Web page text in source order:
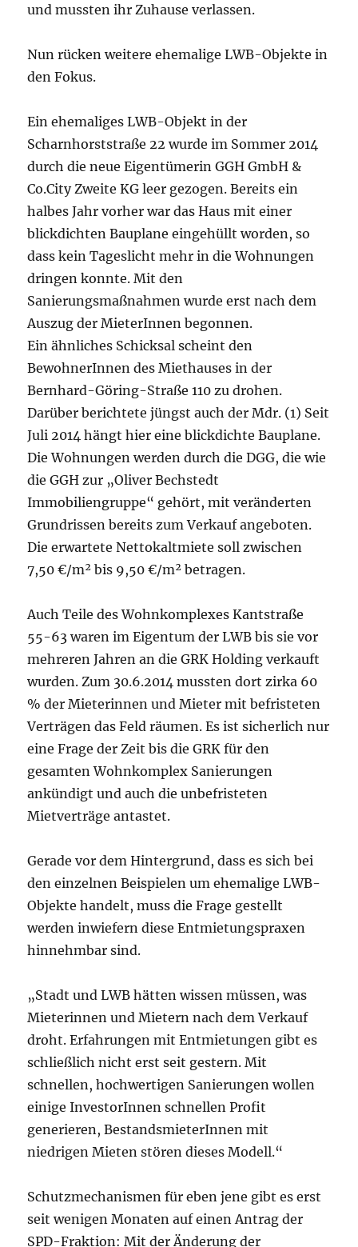
und mussten ihr Zuhause verlassen.
Nun rücken weitere ehemalige LWB-Objekte in
den Fokus.
Ein ehemaliges LWB-Objekt in der
Scharnhorststraße 22 wurde im Sommer 2014
durch die neue Eigentümerin GGH GmbH &
Co.City Zweite KG leer gezogen. Bereits ein
halbes Jahr vorher war das Haus mit einer
blickdichten Bauplane eingehüllt worden, so
dass kein Tageslicht mehr in die Wohnungen
dringen konnte. Mit den
Sanierungsmaßnahmen wurde erst nach dem
Auszug der MieterInnen begonnen.
Ein ähnliches Schicksal scheint den
BewohnerInnen des Miethauses in der
Bernhard-Göring-Straße 110 zu drohen.
Darüber berichtete jüngst auch der Mdr. (1) Seit
Juli 2014 hängt hier eine blickdichte Bauplane.
Die Wohnungen werden durch die DGG, die wie
die GGH zur „Oliver Bechstedt
Immobiliengruppe“ gehört, mit veränderten
Grundrissen bereits zum Verkauf angeboten.
Die erwartete Nettokaltmiete soll zwischen
7,50 €/m² bis 9,50 €/m² betragen.
Auch Teile des Wohnkomplexes Kantstraße
55-63 waren im Eigentum der LWB bis sie vor
mehreren Jahren an die GRK Holding verkauft
wurden. Zum 30.6.2014 mussten dort zirka 60
% der Mieterinnen und Mieter mit befristeten
Verträgen das Feld räumen. Es ist sicherlich nur
eine Frage der Zeit bis die GRK für den
gesamten Wohnkomplex Sanierungen
ankündigt und auch die unbefristeten
Mietverträge antastet.
Gerade vor dem Hintergrund, dass es sich bei
den einzelnen Beispielen um ehemalige LWB-
Objekte handelt, muss die Frage gestellt
werden inwiefern diese Entmietungspraxen
hinnehmbar sind.
„Stadt und LWB hätten wissen müssen, was
Mieterinnen und Mietern nach dem Verkauf
droht. Erfahrungen mit Entmietungen gibt es
schließlich nicht erst seit gestern. Mit
schnellen, hochwertigen Sanierungen wollen
einige InvestorInnen schnellen Profit
generieren, BestandsmieterInnen mit
niedrigen Mieten stören dieses Modell.“
Schutzmechanismen für eben jene gibt es erst
seit wenigen Monaten auf einen Antrag der
SPD-Fraktion: Mit der Änderung der